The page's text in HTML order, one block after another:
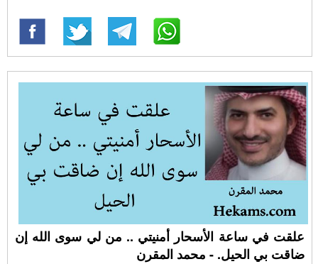
علقت في ساعة الأسحار أمنيتي .. من لي سوى الله إن
ضاقت بي الحيل. - محمد المقرن